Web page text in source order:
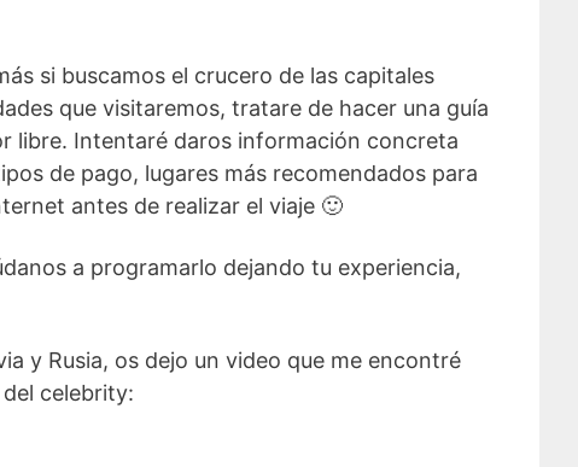
si buscamos el crucero de las capitales
que visitaremos, tratare de hacer una guía
libre. Intentaré daros información concreta
de pago, lugares más recomendados para
antes de realizar el viaje 🙂
a programarlo dejando tu experiencia,
y Rusia, os dejo un video que me encontré
celebrity: